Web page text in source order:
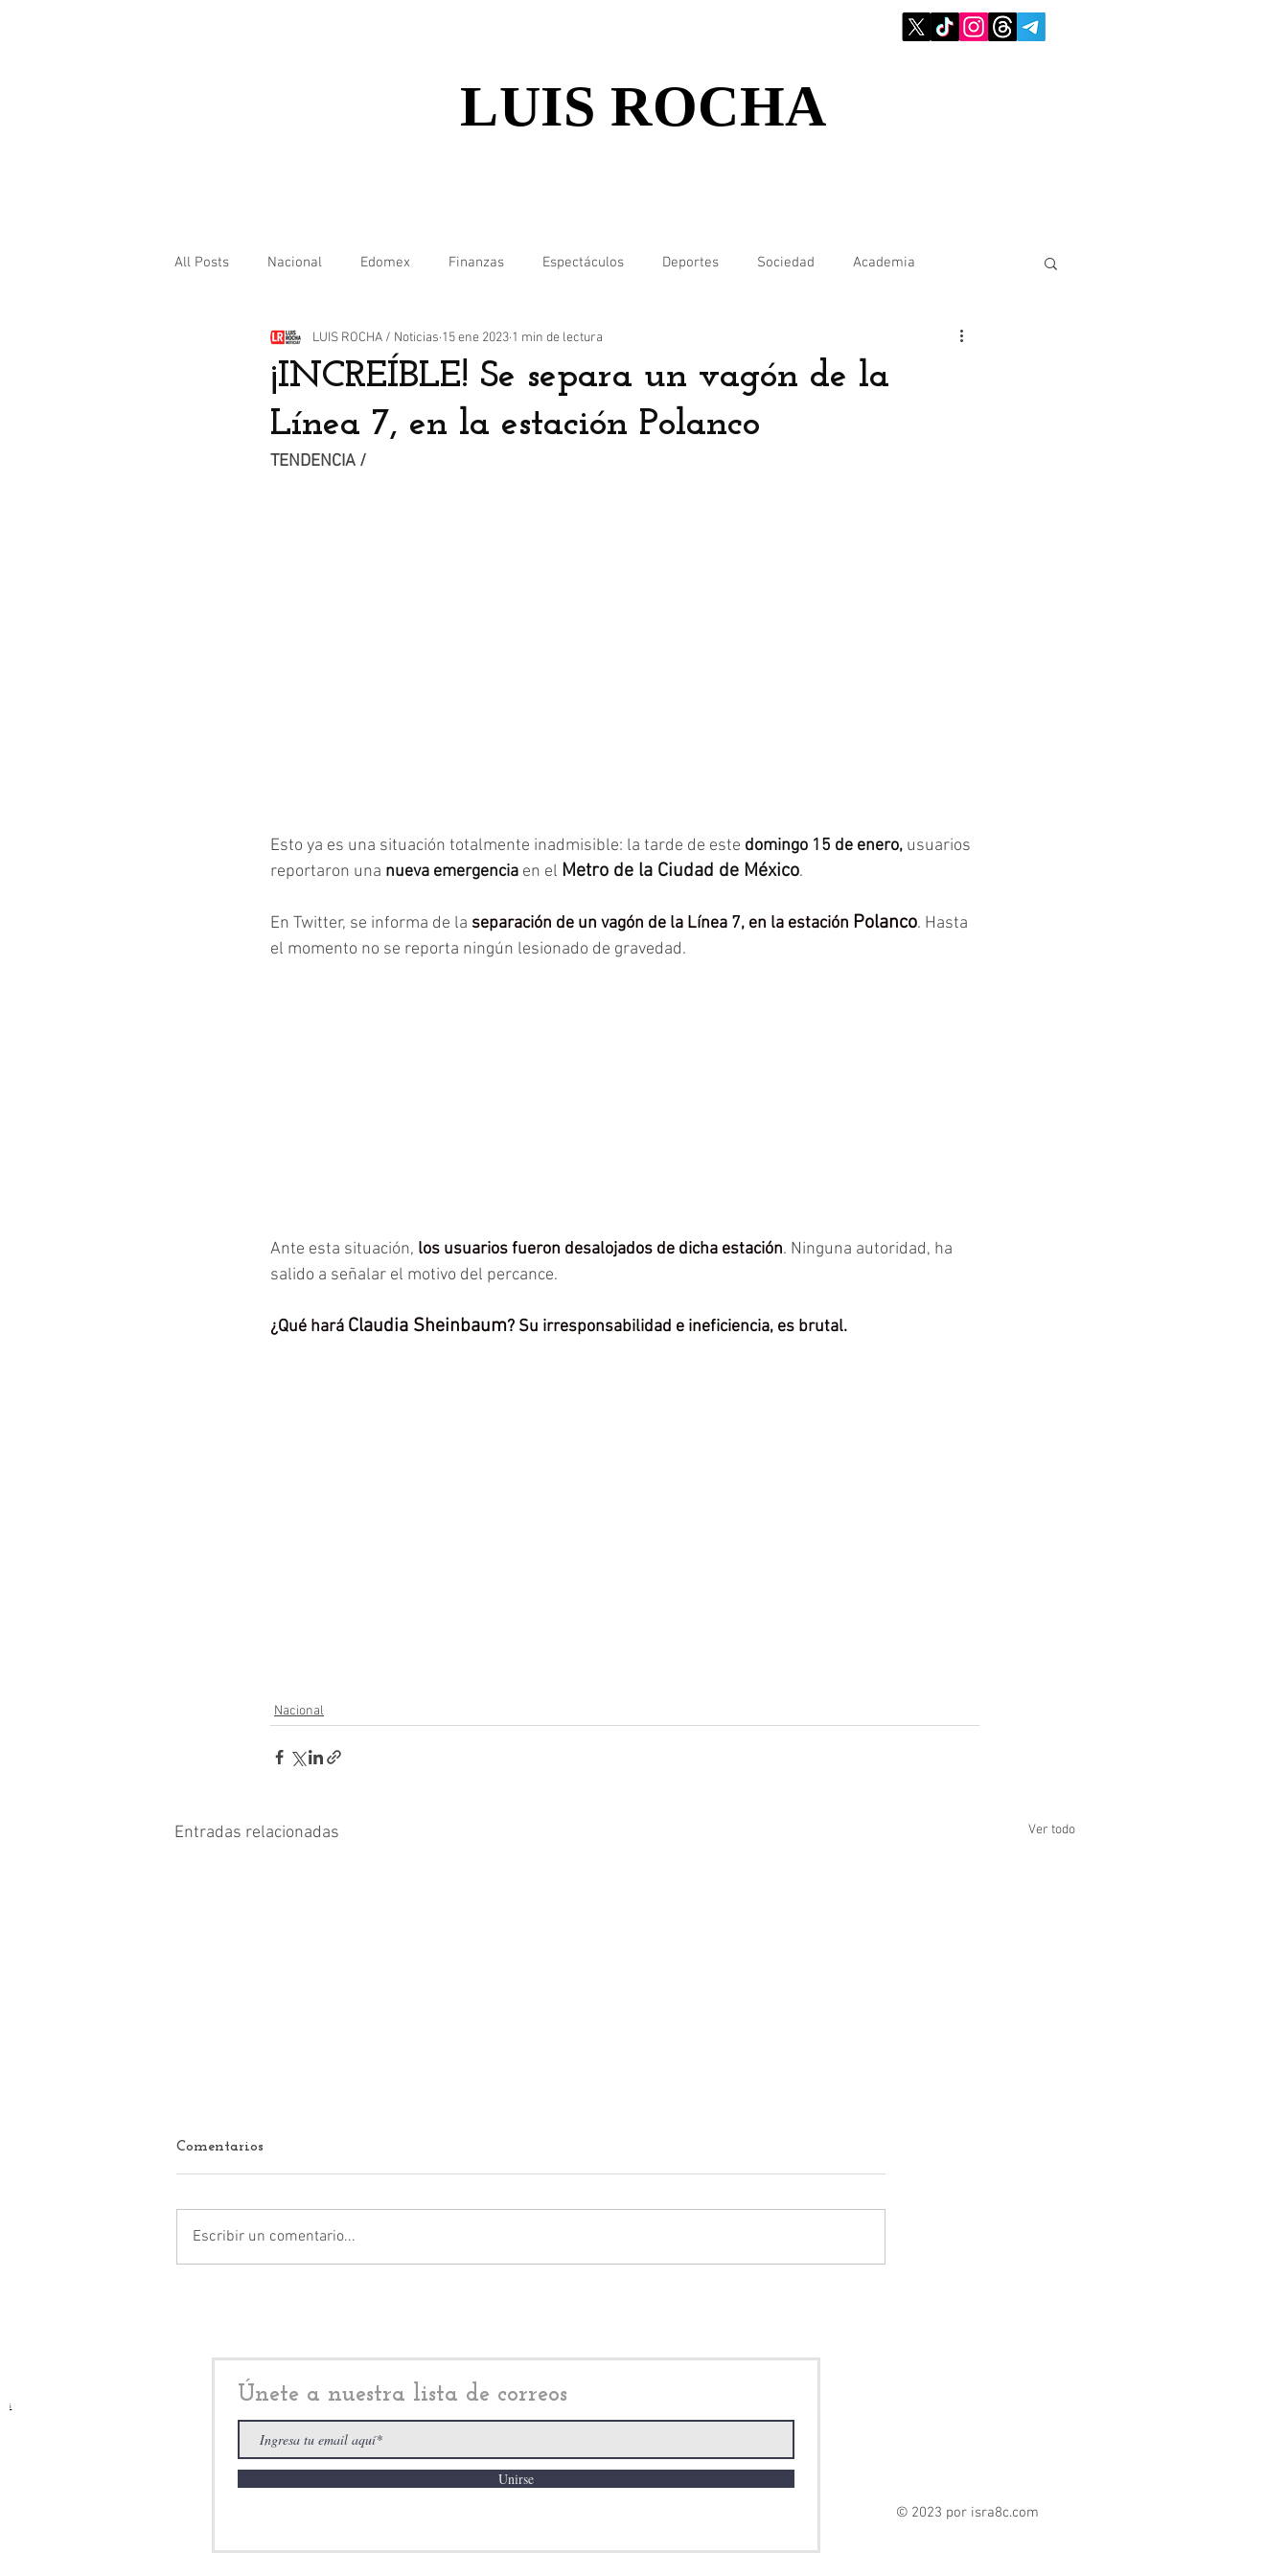
LUIS ROCHA
All Posts Nacional Edomex Finanzas Espectáculos Deportes Sociedad Academia
Internacional
¡INCREÍBLE! Se separa un vagón de la
Línea 7, en la estación Polanco
LUIS ROCHA / Noticias 15 ene 2023 1 min de lectura
TENDENCIA /
Esto ya es una situación totalmente inadmisible: la tarde de este domingo 15 de enero, usuarios
reportaron una nueva emergencia en el Metro de la Ciudad de México.
En Twitter, se informa de la separación de un vagón de la Línea 7, en la estación Polanco. Hasta
el momento no se reporta ningún lesionado de gravedad.
Ante esta situación, los usuarios fueron desalojados de dicha estación. Ninguna autoridad, ha
salido a señalar el motivo del percance.
¿Qué hará Claudia Sheinbaum? Su irresponsabilidad e ineficiencia, es brutal.
Nacional
Entradas relacionadas Ver todo
México
Comentarios
Escribir un comentario...
Únete a nuestra lista de correos
Unirse
i
© 2023 por isra8c.com